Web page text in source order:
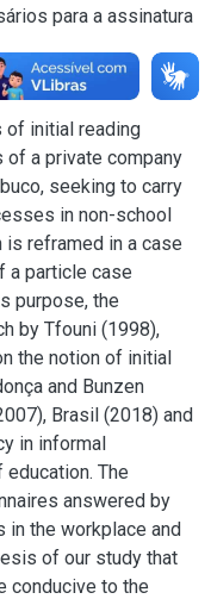
para a assinatura
initial reading
a private company
seeking to carry
in non-school
reframed in a case
a particle case
purpose, the
by Tfouni (1998),
the notion of initial
and Bunzen
Brasil (2018) and
in informal
The
answered by
in the workplace and
of our study that
conducive to the